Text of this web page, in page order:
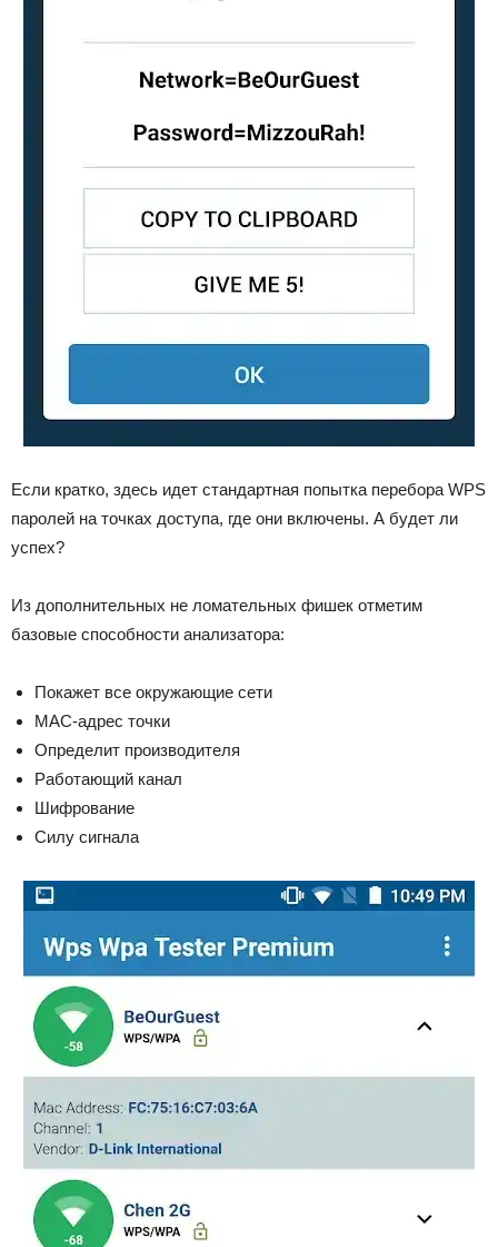
Если кратко, здесь идет стандартная попытка перебора WPS
паролей на точках доступа, где они включены. А будет ли
успех?
Из дополнительных не ломательных фишек отметим
базовые способности анализатора:
Покажет все окружающие сети
MAC-адрес точки
Определит производителя
Работающий канал
Шифрование
Силу сигнала